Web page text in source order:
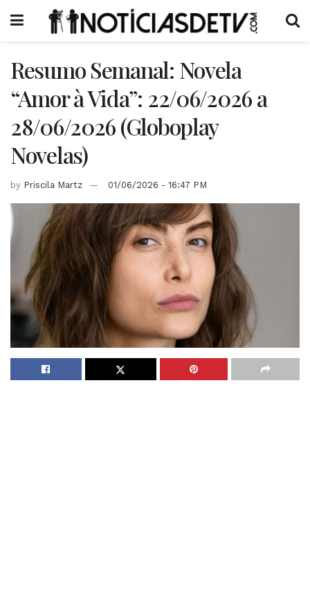
Resumo Semanal: Novela
“Amor à Vida”: 22/06/2026 a
28/06/2026 (Globoplay
Novelas)
by Priscila Martz 01/06/2026 - 16:47 PM